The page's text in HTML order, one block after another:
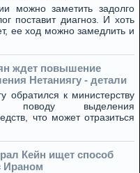
можно заметить задолго
поставит диагноз. И хоть
ее ход можно замедлить и
ждет повышение
Нетаниягу - детали
обратился к министерству
выделения
что может отразиться
Кейн ищет способ
Ираном